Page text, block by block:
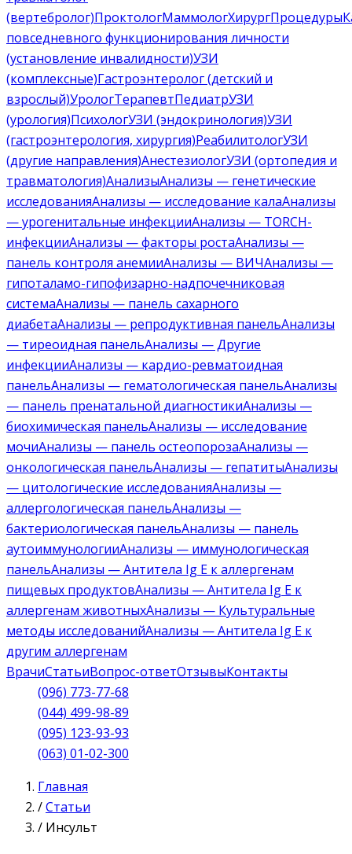
(вертебролог)ПроктологМаммологХирургПроцедуры
повседневного функционирования личности
(установление инвалидности)УЗИ
(комплексные)Гастроэнтеролог (детский и
взрослый)УрологТерапевтПедиатрУЗИ
(урология)ПсихологУЗИ (эндокринология)УЗИ
(гастроэнтерология, хирургия)РеабилитологУЗИ
(другие направления)АнестезиологУЗИ (ортопедия и
травматология)АнализыАнализы — генетические
исследованияАнализы — исследование калаАнализы
— урогенитальные инфекцииАнализы — TORCH-
инфекцииАнализы — факторы ростаАнализы —
панель контроля анемииАнализы — ВИЧАнализы —
гипоталамо-гипофизарно-надпочечниковая
системаАнализы — панель сахарного
диабетаАнализы — репродуктивная панельАнализы
— тиреоидная панельАнализы — Другие
инфекцииАнализы — кардио-ревматоидная
панельАнализы — гематологическая панельАнализы
— панель пренатальной диагностикиАнализы —
биохимическая панельАнализы — исследование
мочиАнализы — панель остеопорозаАнализы —
онкологическая панельАнализы — гепатитыАнализы
— цитологические исследованияАнализы —
аллергологическая панельАнализы —
бактериологическая панельАнализы — панель
аутоиммунологииАнализы — иммунологическая
панельАнализы — Антитела Ig E к аллергенам
пищевых продуктовАнализы — Антитела Ig E к
аллергенам животныхАнализы — Культуральные
методы исследованийАнализы — Антитела Ig E к
другим аллергенам
ВрачиСтатьиВопрос-ответОтзывыКонтакты
(096) 773-77-68
(044) 499-98-89
(095) 123-93-93
(063) 01-02-300
Главная
/Статьи
/ Инсульт